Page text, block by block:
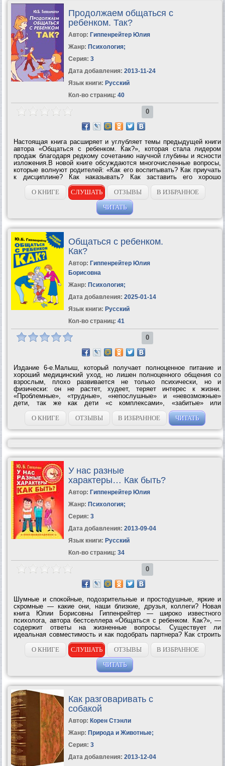
Продолжаем общаться с
ребенком. Так?
Автор: Гиппенрейтер Юлия
Жанр: Психология;
Серия: 3
Дата добавления: 2013-11-24
Язык книги: Русский
Кол-во страниц: 40
0
Настоящая книга расширяет и углубляет темы предыдущей книги
автора «Общаться с ребенком. Как?», которая стала лидером
продаж благодаря редкому сочетанию научной глубины и ясности
изложения.В новой книге обсуждаются многочисленные вопросы,
которые волнуют родителей: «Как его воспитывать? Как приучать
к дисциплине? Как наказывать? Как заставить его хорошо
учиться?» Разбираются и объясняются новые важные
подробности и приемы...
О КНИГЕ СЛУШАТЬ ОТЗЫВЫ
В ИЗБРАННОЕ
ЧИТАТЬ
Общаться с ребенком.
Как?
Автор: Гиппенрейтер Юлия
Борисовна
Жанр: Психология;
Дата добавления: 2025-01-14
Язык книги: Русский
Кол-во страниц: 41
0
Издание 6-е.Малыш, который получает полноценное питание и
хороший медицинский уход, но лишен полноценного общения со
взрослым, плохо развивается не только психически, но и
физически: он не растет, худеет, теряет интерес к жизни.
«Проблемные», «трудные», «непослушные» и «невозможные»
дети, так же как дети «с комплексами», «забитые» или
«несчастные» – всегда результат неправильно сложившихся
отношений в семье....
О КНИГЕ ОТЗЫВЫ В ИЗБРАННОЕ ЧИТАТЬ
У нас разные
характеры… Как быть?
Автор: Гиппенрейтер Юлия
Жанр: Психология;
Серия: 3
Дата добавления: 2013-09-04
Язык книги: Русский
Кол-во страниц: 34
0
Шумные и спокойные, подозрительные и простодушные, яркие и
скромные — какие они, наши близкие, друзья, коллеги? Новая
книга Юлии Борисовны Гиппенрейтер — широко известного
психолога, автора бестселлера «Общаться с ребенком. Как?», —
содержит ответы на жизненные вопросы. Существует ли
идеальная совместимость и как подобрать партнера? Как строить
отношения и разрешать конфликты? Что такое трудный характер и
можно ли его...
О КНИГЕ СЛУШАТЬ ОТЗЫВЫ
В ИЗБРАННОЕ
ЧИТАТЬ
Как разговаривать с
собакой
Автор: Корен Стэнли
Жанр: Природа и Животные;
Серия: 3
Дата добавления: 2013-12-04